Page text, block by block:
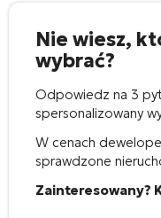
Nie wiesz,
wybrać?
Odpowiedz na 3
spersonalizowany
W cenach
sprawdzone
Zainteresowany?